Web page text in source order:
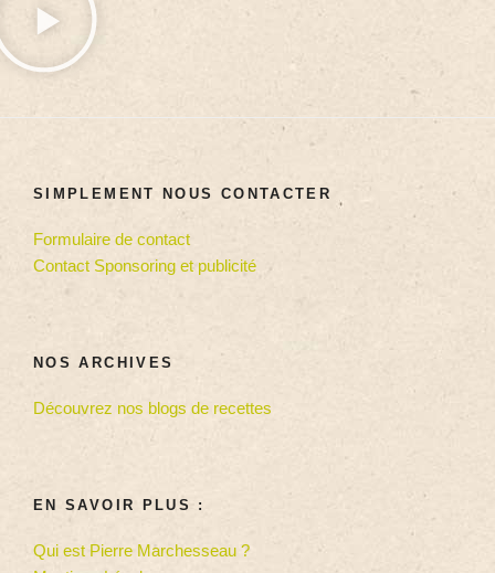
SIMPLEMENT NOUS CONTACTER
Formulaire de contact
Contact Sponsoring et publicité
NOS ARCHIVES
Découvrez nos blogs de recettes
EN SAVOIR PLUS :
Qui est Pierre Marchesseau ?